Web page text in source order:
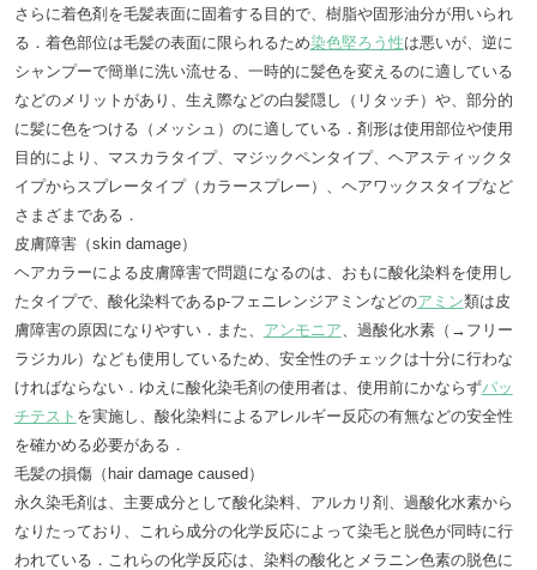
さらに着色剤を毛髪表面に固着する目的で、樹脂や固形油分が用いられ
る．着色部位は毛髪の表面に限られるため染色堅ろう性は悪いが、逆に
シャンプーで簡単に洗い流せる、一時的に髪色を変えるのに適している
などのメリットがあり、生え際などの白髪隠し（リタッチ）や、部分的
に髪に色をつける（メッシュ）のに適している．剤形は使用部位や使用
目的により、マスカラタイプ、マジックペンタイプ、ヘアスティックタ
イプからスプレータイプ（カラースプレー）、ヘアワックスタイプなど
さまざまである．
皮膚障害（skin damage）
ヘアカラーによる皮膚障害で問題になるのは、おもに酸化染料を使用し
たタイプで、酸化染料であるp-フェニレンジアミンなどのアミン類は皮
膚障害の原因になりやすい．また、 アンモニア、過酸化水素（→フリー
ラジカル）なども使用しているため、安全性のチェックは十分に行わな
ければならない．ゆえに酸化染毛剤の使用者は、使用前にかならずパッ
チテスト を実施し、酸化染料によるアレルギー反応の有無などの安全性
を確かめる必要がある．
毛髪の損傷（hair damage caused）
永久染毛剤は、主要成分として酸化染料、アルカリ剤、過酸化水素から
なりたっており、これら成分の化学反応によって染毛と脱色が同時に行
われている．これらの化学反応は、染料の酸化とメラニン色素の脱色に